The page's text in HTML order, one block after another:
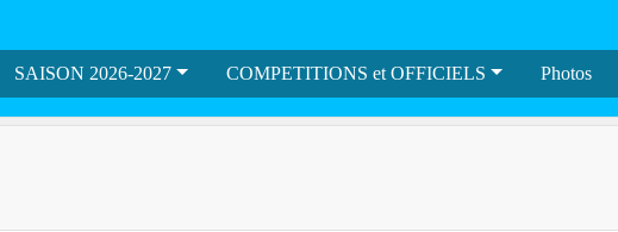
SAISON 2026-2027 COMPETITIONS et OFFICIELS Photos